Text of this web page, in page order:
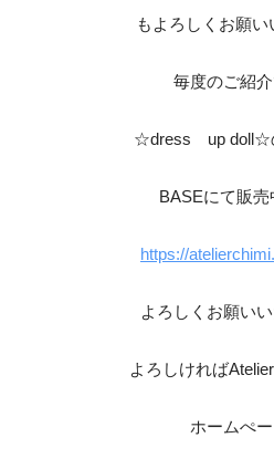
もよろしくお願い
毎度のご紹介
☆dress up doll☆
BASEにて販売
https://
よろしくお願いい
よろしければ
ホームぺ